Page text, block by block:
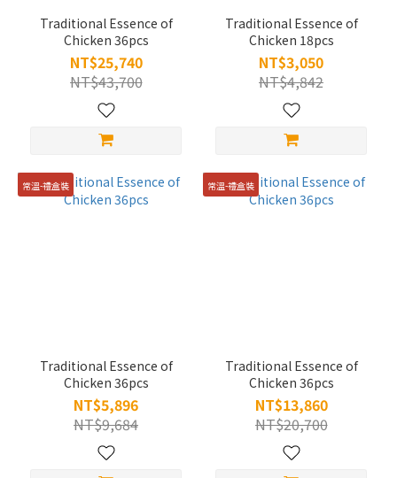
Traditional Essence of
Chicken 36pcs
NT$25,740
NT$43,700
Traditional Essence of
Chicken 18pcs
NT$3,050
NT$4,842
常溫-禮盒裝
Traditional Essence of
Chicken 36pcs
NT$5,896
NT$9,684
常溫-禮盒裝
Traditional Essence of
Chicken 36pcs
NT$13,860
NT$20,700